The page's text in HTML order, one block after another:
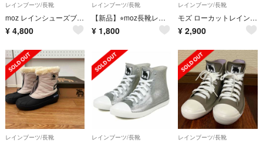
レインブーツ/長靴
moz レインシューズブラウン
¥ 4,800
レインブーツ/長靴
【新品】⭐︎moz長靴レインブーツ24cmブラックナイロン巾着付
¥ 1,800
レインブーツ/長靴
モズ ローカットレインシューズ スニーカー 防水 L(23.5~24cm)
¥ 2,900
レインブーツ/長靴 レインブーツ/長靴 レインブーツ/長靴